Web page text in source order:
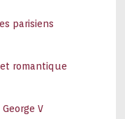
parisiens
romantique
V